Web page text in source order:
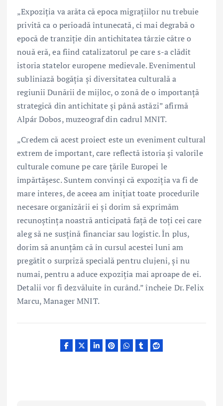
„Expoziția va arăta că epoca migrațiilor nu trebuie
privită ca o perioadă întunecată, ci mai degrabă o
epocă de tranziție din antichitatea târzie către o
nouă eră, ea fiind catalizatorul pe care s-a clădit
istoria statelor europene medievale. Evenimentul
subliniază bogăția și diversitatea culturală a
regiunii Dunării de mijloc, o zonă de o importanță
strategică din antichitate și până astăzi” afirmă
Alpár Dobos, muzeograf din cadrul MNIT.
„Credem că acest proiect este un eveniment cultural
extrem de important, care reflectă istoria și valorile
culturale comune pe care țările Europei le
împărtășesc. Suntem convinși că expoziția va fi de
mare interes, de aceea am inițiat toate procedurile
necesare organizării ei și dorim să exprimăm
recunoștința noastră anticipată față de toți cei care
aleg să ne susțină financiar sau logistic. În plus,
dorim să anunțăm că în cursul acestei luni am
pregătit o surpriză specială pentru clujeni, și nu
numai, pentru a aduce expoziția mai aproape de ei.
Detalii vor fi dezvăluite în curând.” încheie Dr. Felix
Marcu, Manager MNIT.